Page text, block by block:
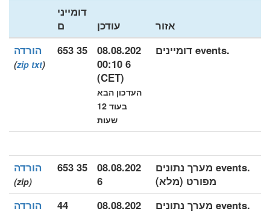
אזור עודכן
דומייני
ם
.events דומיינים
08.08.202
6 00:10
(CET)
העדכון הבא
בעוד 12
שעות
35 653 הורדה
(
zip txt
)
.events מערך נתונים
מפורט (מלא)
08.08.202
6
35 653 הורדה
(zip)
.events מערך נתונים
08.08.202
44 הורדה